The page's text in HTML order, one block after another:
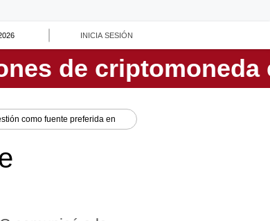
INICIA SESIÓN
como fuente preferida en